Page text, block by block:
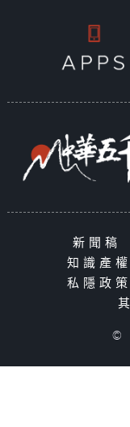
新聞稿
知識產
私隱政
©